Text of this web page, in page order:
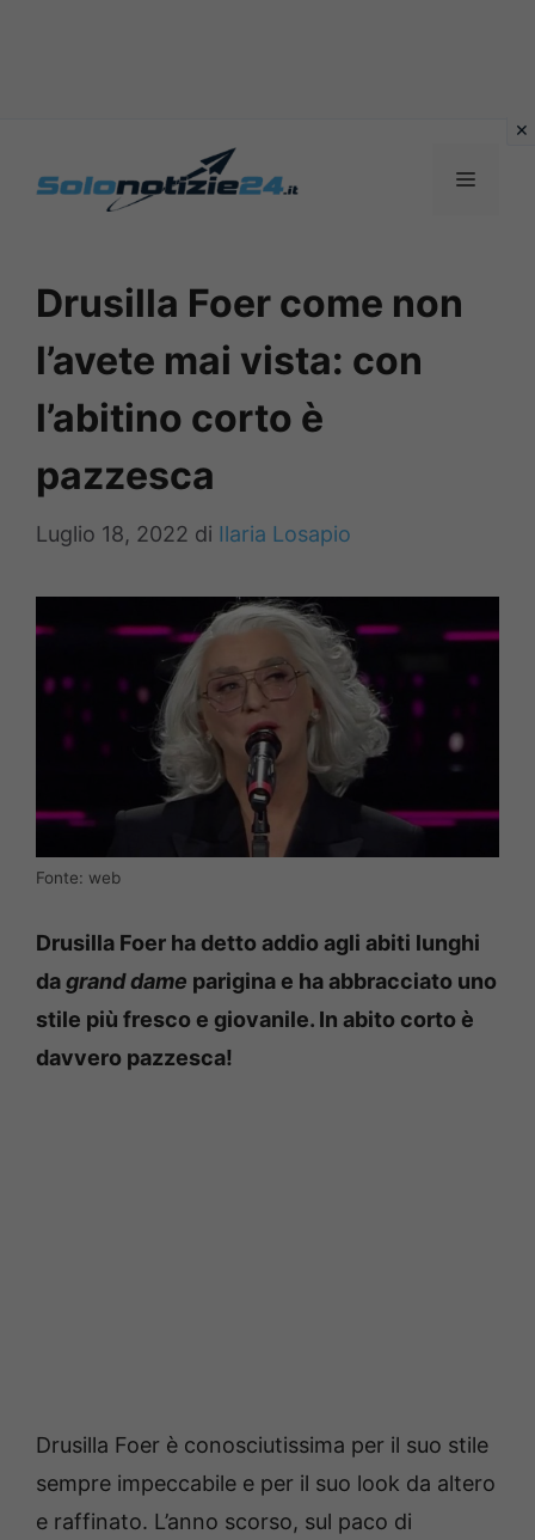
MENU
Drusilla Foer come non
l’avete mai vista: con
l’abitino corto è
pazzesca
Luglio 18, 2022 di Ilaria Losapio
Fonte: web
Drusilla Foer ha detto addio agli abiti lunghi
dagrand dame parigina e ha abbracciato uno
stile più fresco e giovanile. In abito corto è
davvero pazzesca!
Drusilla Foer è conosciutissima per il suo stile
sempre impeccabile e per il suo look da altero
e raffinato. L’anno scorso, sul paco di